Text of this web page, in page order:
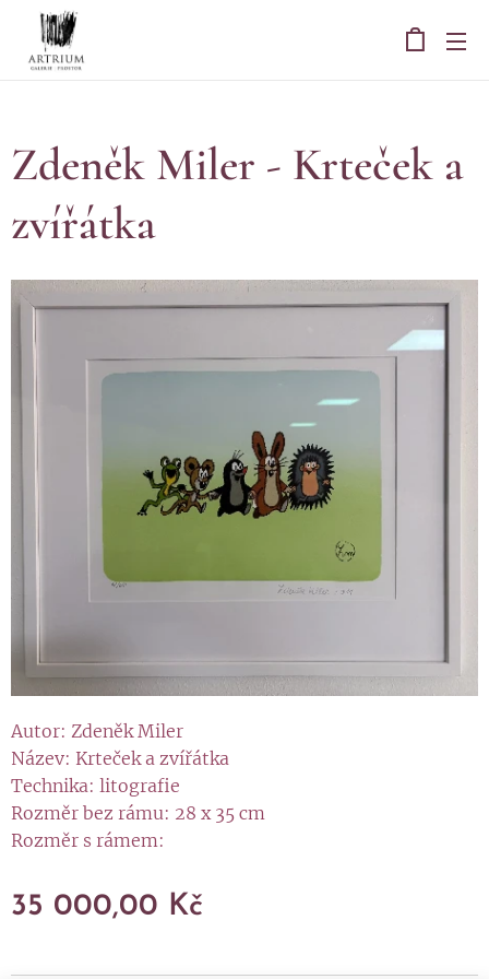
Zdeněk Miler - Krteček a
zvířátka
Autor: Zdeněk Miler
Název: Krteček a zvířátka
Technika: litografie
Rozměr bez rámu: 28 x 35 cm
Rozměr s rámem:
35 000,00 Kč